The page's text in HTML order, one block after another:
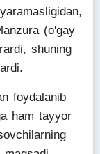
(o'gay
shuning
foydalanib
ham tayyor